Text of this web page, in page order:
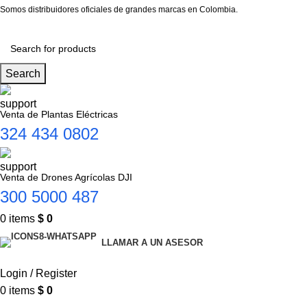
Somos distribuidores oficiales de grandes marcas en Colombia.
Search
Venta de Plantas Eléctricas
324 434 0802
Venta de Drones Agrícolas DJI
300 5000 487
0 items $ 0
LLAMAR A UN ASESOR
Login / Register
0 items $ 0